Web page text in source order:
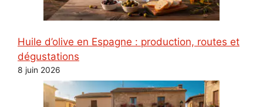
Huile d’olive en Espagne : production, routes et
dégustations
8 juin 2026